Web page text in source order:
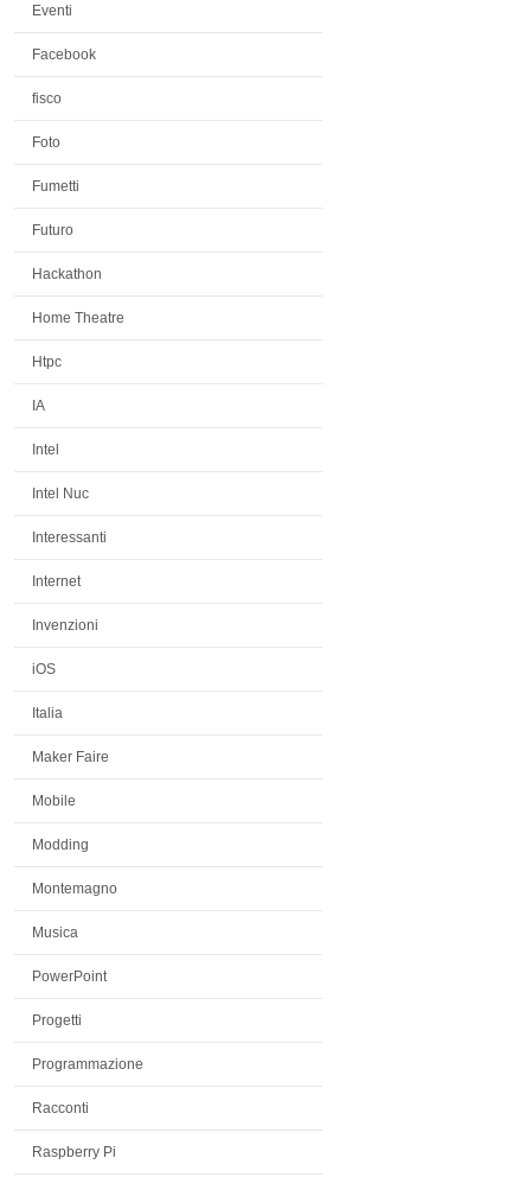
Eventi
Facebook
fisco
Foto
Fumetti
Futuro
Hackathon
Home Theatre
Htpc
IA
Intel
Intel Nuc
Interessanti
Internet
Invenzioni
iOS
Italia
Maker Faire
Mobile
Modding
Montemagno
Musica
PowerPoint
Progetti
Programmazione
Racconti
Raspberry Pi